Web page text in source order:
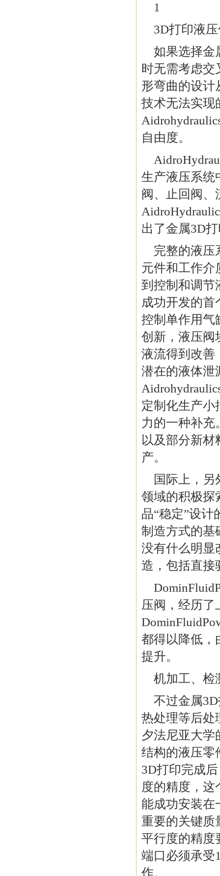
1
3D打印液
如果选择金
时无需考虑
形弯曲的设计
技术无法实现
自由度。
生产液压系统
阀、止回阀、
出了金属3D
完整的液压
元件和工作介
到控制和调节
成功开发的首
控制单作用气
创新，液压阀
液流得到改善
潜在的液体泄
定制化生产小
力的一种补充
以及部分新
产。
国际上，另
领域的积极探
品“稳定”设
制造方式的基
没有什么明显
造，包括直接
压阀，经历了
都得以降低，
提升。
机加工、检
不过金属
热处理等后处
夕法尼亚大学
结构的液压零
3D打印完成
度的精度，
能成功安装在
重要的关键质
平行度的精度
端口必须承受
作。